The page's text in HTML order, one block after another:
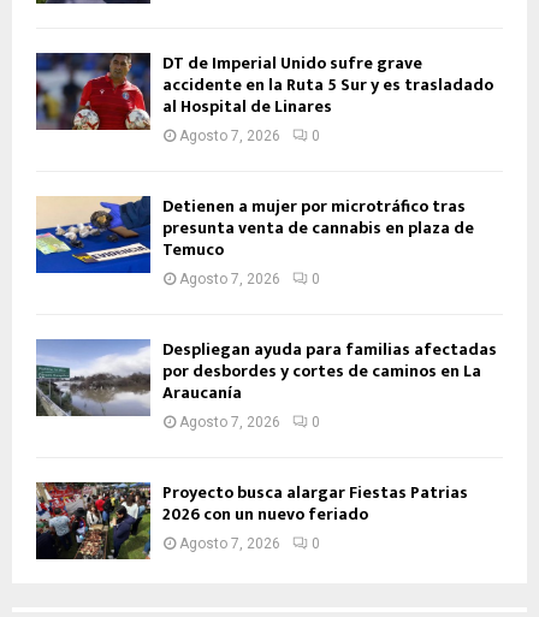
DT de Imperial Unido sufre grave
accidente en la Ruta 5 Sur y es trasladado
al Hospital de Linares
Agosto 7, 2026 0
Detienen a mujer por microtráfico tras
presunta venta de cannabis en plaza de
Temuco
Agosto 7, 2026 0
Despliegan ayuda para familias afectadas
por desbordes y cortes de caminos en La
Araucanía
Agosto 7, 2026 0
Proyecto busca alargar Fiestas Patrias
2026 con un nuevo feriado
Agosto 7, 2026 0